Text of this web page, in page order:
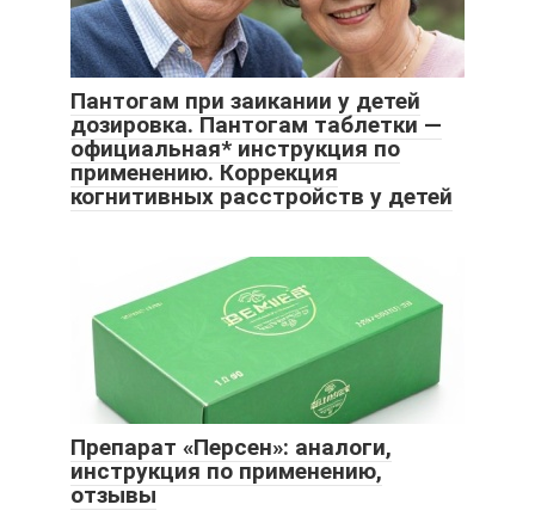
Пантогам при заикании у детей
дозировка. Пантогам таблетки —
официальная* инструкция по
применению. Коррекция
когнитивных расстройств у детей
Препарат «Персен»: аналоги,
инструкция по применению,
отзывы